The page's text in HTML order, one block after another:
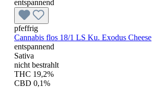
entspannend
pfeffrig
Cannabis flos 18/1 LS Ku. Exodus Cheese
entspannend
Sativa
nicht bestrahlt
THC 19,2%
CBD 0,1%